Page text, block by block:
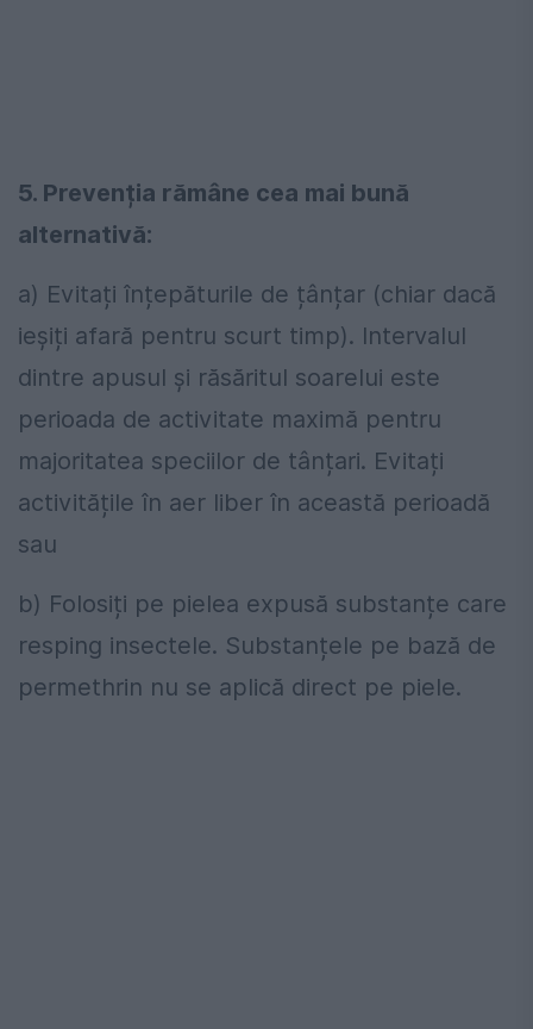
5. Prevenția rămâne cea mai bună
alternativă:
a) Evitați înțepăturile de țânțar (chiar dacă
ieșiți afară pentru scurt timp). Intervalul
dintre apusul și răsăritul soarelui este
perioada de activitate maximă pentru
majoritatea speciilor de tânțari. Evitați
activitățile în aer liber în această perioadă
sau
b) Folosiți pe pielea expusă substanțe care
resping insectele. Substanțele pe bază de
permethrin nu se aplică direct pe piele.